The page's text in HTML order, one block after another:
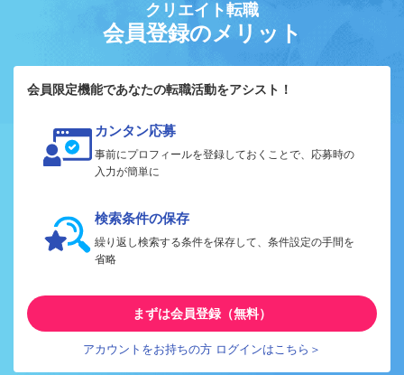
クリエイト転職
会員登録のメリット
会員限定機能であなたの転職活動をアシスト！
カンタン応募
事前にプロフィールを登録しておくことで、応募時の
入力が簡単に
検索条件の保存
繰り返し検索する条件を保存して、条件設定の手間を
省略
まずは会員登録（無料）
アカウントをお持ちの方 ログインはこちら＞